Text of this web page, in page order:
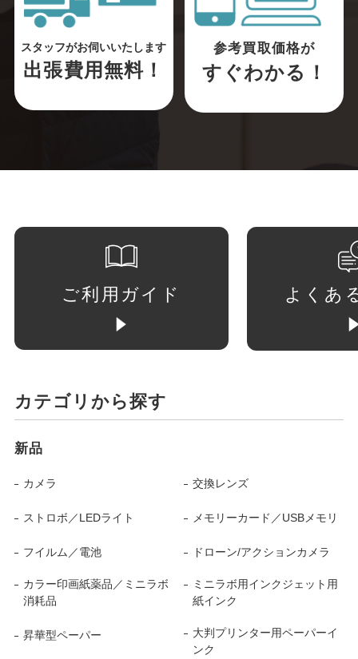
スタッフがお伺いいたします
出張費用無料！
参考買取価格が
すぐわかる！
ご利用ガイド よくあ
カテゴリから探す
新品
カメラ 交換レンズ
ストロボ／LEDライト メモリーカード／USBメモリ
フイルム／電池 ドローン/アクションカメラ
カラー印画紙薬品／ミニラボ
消耗品
ミニラボ用インクジェット用
紙インク
昇華型ペーパー
大判プリンター用ペーパーイ
ンク